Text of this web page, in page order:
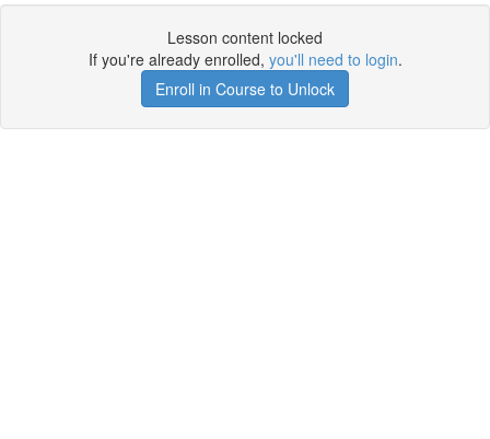
Lesson content locked
If you're already enrolled, you'll need to login.
Enroll in Course to Unlock